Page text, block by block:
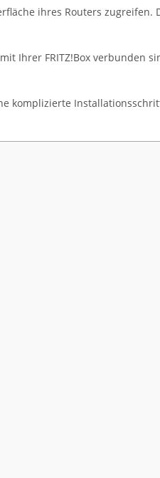
ihres Routers zugreifen.
Ihrer FRITZ!Box verbunden
komplizierte